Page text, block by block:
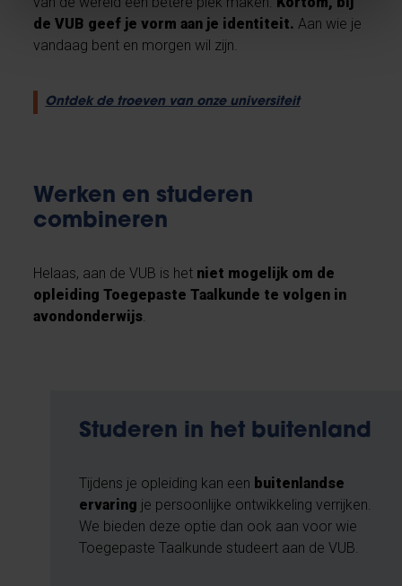
de VUB geef je vorm aan je identiteit. Aan wie je
vandaag bent en morgen wil zijn.
Ontdek de troeven van onze universiteit
Werken en studeren
combineren
Helaas, aan de VUB is het niet mogelijk om de
opleiding Toegepaste Taalkunde te volgen in
avondonderwijs.
Studeren in het buitenland
Tijdens je opleiding kan een buitenlandse
ervaring je persoonlijke ontwikkeling verrijken.
We bieden deze optie dan ook aan voor wie
Toegepaste Taalkunde studeert aan de VUB.